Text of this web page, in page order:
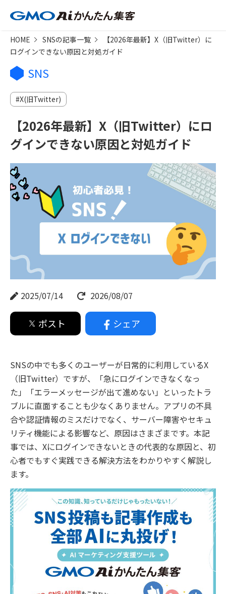
HOME SNSの記事一覧
【2026年最新】X（旧Twitter）に
ログインできない原因と対処ガイド
SNS
X(旧Twitter)
【2026年最新】X（旧Twitter）にロ
グインできない原因と対処ガイド
2025/07/14 2026/08/07
ポスト シェア
SNSの中でも多くのユーザーが日常的に利用しているX
（旧Twitter）ですが、「急にログインできなくなっ
た」「エラーメッセージが出て進めない」といったトラ
ブルに直面することも少なくありません。アプリの不具
合や認証情報のミスだけでなく、サーバー障害やセキュ
リティ機能による影響など、原因はさまざまです。本記
事では、Xにログインできないときの代表的な原因と、初
心者でもすぐ実践できる解決方法をわかりやすく解説し
ます。